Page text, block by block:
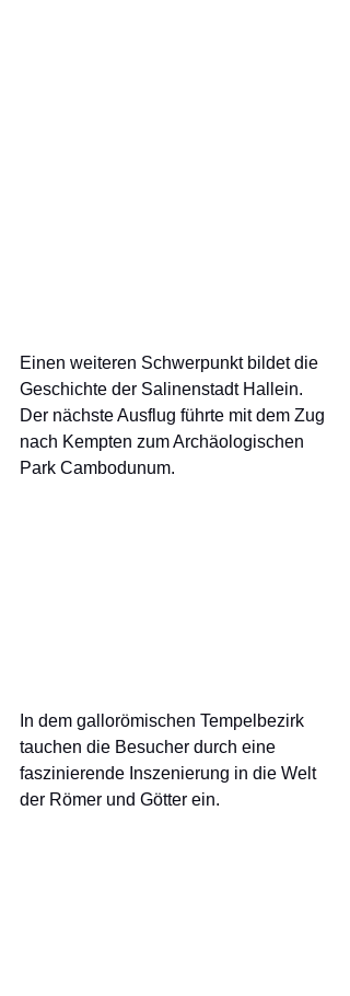
Einen weiteren Schwerpunkt bildet die
Geschichte der Salinenstadt Hallein.
Der nächste Ausflug führte mit dem Zug
nach Kempten zum Archäologischen
Park Cambodunum.
In dem gallorömischen Tempelbezirk
tauchen die Besucher durch eine
faszinierende Inszenierung in die Welt
der Römer und Götter ein.